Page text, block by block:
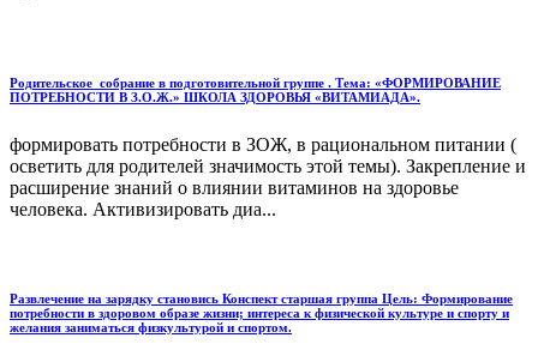
Родительское собрание в подготовительной группе . Тема: «ФОРМИРОВАНИЕ
ПОТРЕБНОСТИ В З.О.Ж.» ШКОЛА ЗДОРОВЬЯ «ВИТАМИАДА».
формировать потребности в ЗОЖ, в рациональном питании (
осветить для родителей значимость этой темы). Закрепление и
расширение знаний о влиянии витаминов на здоровье
человека. Активизировать диа...
Развлечение на зарядку становись Конспект старшая группа Цель: Формирование
потребности в здоровом образе жизни; интереса к физической культуре и спорту и
желания заниматься физкультурой и спортом.